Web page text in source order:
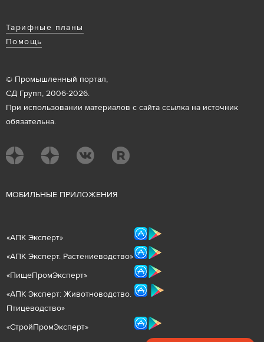
Тарифные планы
Помощь
© Промышленный портал,
СД Групп, 2006-2026.
При использовании материалов с сайта ссылка на источник
обязательна.
МОБИЛЬНЫЕ ПРИЛОЖЕНИЯ
«АПК Эксперт»
«АПК Эксперт. Растениеводство»
«ПищеПромЭксперт»
«АПК Эксперт: Животноводство.
Птицеводство»
«СтройПромЭксперт»